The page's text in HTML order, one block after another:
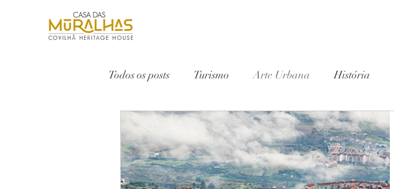
Todos os posts Turismo Arte Urbana História
Serra da Estrela Vinho Wine Club